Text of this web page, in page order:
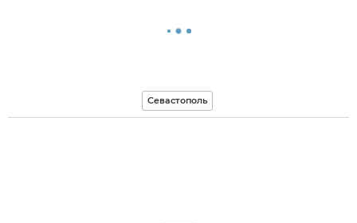
Севастополь